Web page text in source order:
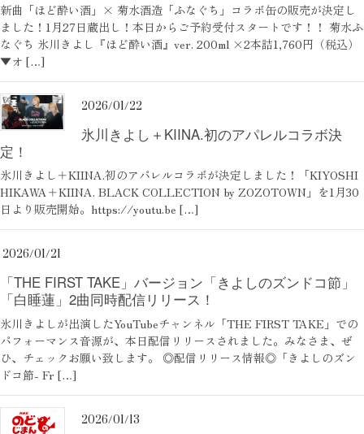
新曲「ほど酔い酒」× 菊水酒造「ふなぐち」コラボ缶の販売が決定し
ました！1月27日蔵出し！本日からご予約受付スタートです！！ 菊水ふ
なぐち 氷川きよし『ほど酔い酒』ver. 200ml ×2本詰1,760円（税込）
▼オ […]
2026/01/22
氷川きよし＋KIINA.初のアパレルコラボ決
定！
氷川きよし＋KIINA.初のアパレルコラボが決定しました！「KIYOSHI
HIKAWA＋KIINA. BLACK COLLECTION by ZOZOTOWN」を1月30
日より販売開始。https://youtu.be […]
2026/01/21
「THE FIRST TAKE」バージョン「きよしのズンドコ節」
「白睡蓮」2曲同時配信リリース！
氷川きよしが出演したYouTubeチャンネル「THE FIRST TAKE」での
パフォーマンス音源が、本日配信リリースされました。みなさま、ぜ
ひ、チェックお願い致します。 ◎配信リリース情報◎「きよしのズン
ドコ節- Fr […]
2026/01/13